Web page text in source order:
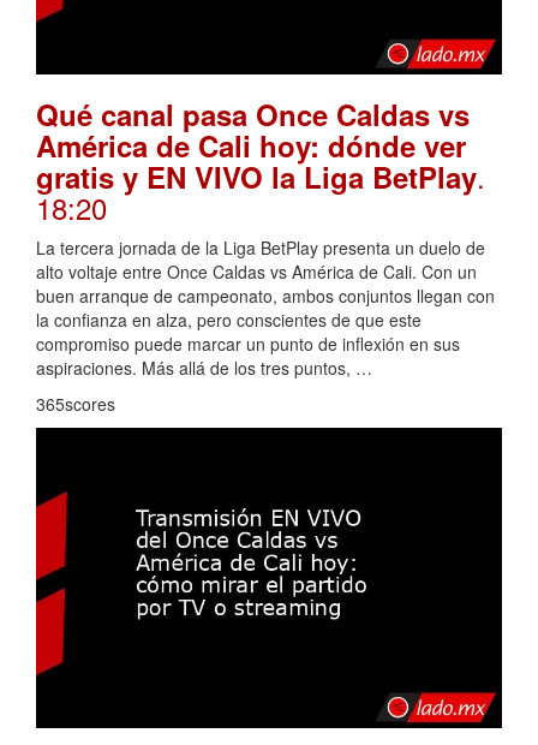
Qué canal pasa Once Caldas vs
América de Cali hoy: dónde ver
gratis y EN VIVO la Liga BetPlay.
18:20
La tercera jornada de la Liga BetPlay presenta un duelo de
alto voltaje entre Once Caldas vs América de Cali. Con un
buen arranque de campeonato, ambos conjuntos llegan con
la confianza en alza, pero conscientes de que este
compromiso puede marcar un punto de inflexión en sus
aspiraciones. Más allá de los tres puntos, …
365scores